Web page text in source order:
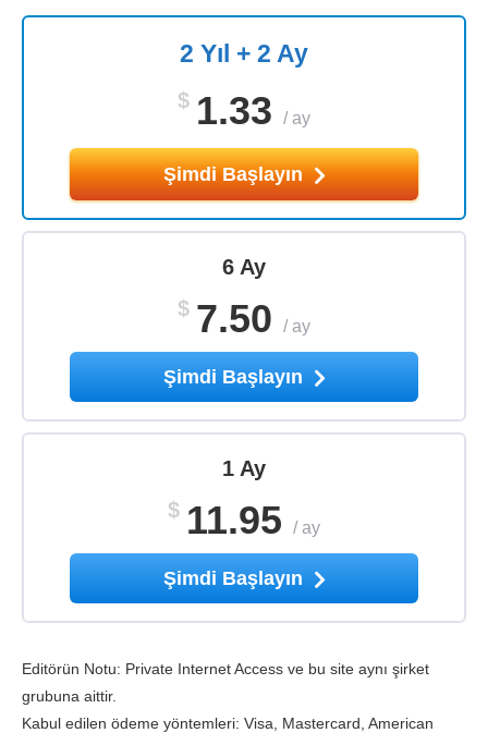
2 Yıl + 2 Ay
$ 1.33 /ay
Şimdi Başlayın
6 Ay
$ 7.50 /ay
Şimdi Başlayın
1 Ay
$ 11.95 /ay
Şimdi Başlayın
Editörün Notu: Private Internet Access ve bu site aynı şirket
grubuna aittir.
Kabul edilen ödeme yöntemleri: Visa, Mastercard, American